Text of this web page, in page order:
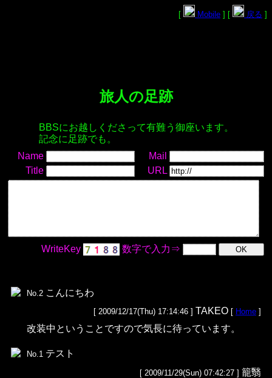
[ Mobile ] [ 戻る ]
旅人の足跡
BBSにお越しくださって有難う御座います。
記念に足跡でも。
Name
Mail
Title
URL
WriteKey 数字で入力⇒
No.2 こんにちわ
[ 2009/12/17(Thu) 17:14:46 ] TAKEO [ Home ]
改装中ということですので気長に待っています。
No.1 テスト
[ 2009/11/29(Sun) 07:42:27 ] 籠翳